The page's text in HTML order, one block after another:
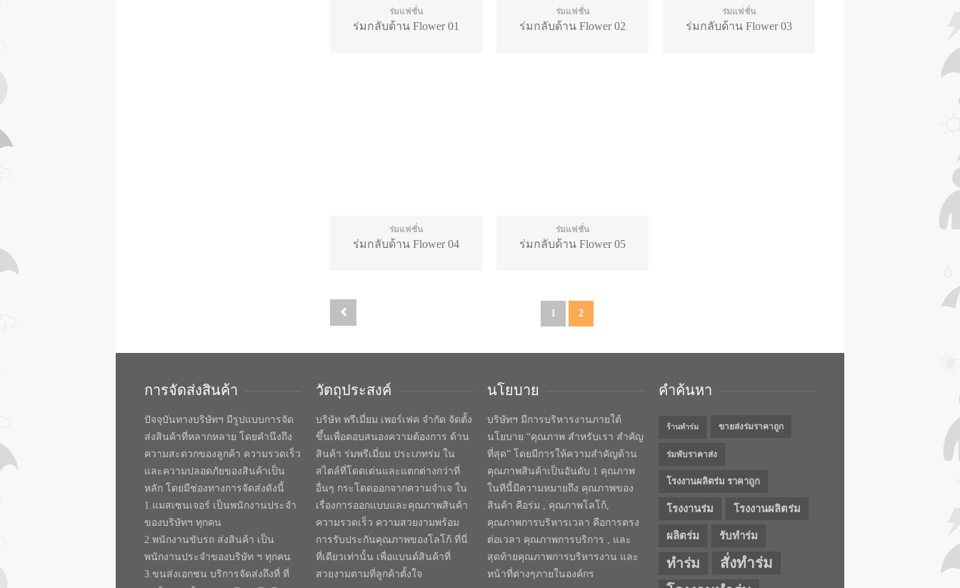
ร่มแฟชั่น
ร่มกลับด้าน Flower 01
ร่มแฟชั่น
ร่มกลับด้าน Flower 02
ร่มแฟชั่น
ร่มกลับด้าน Flower 03
ร่มแฟชั่น
ร่มกลับด้าน Flower 04
ร่มแฟชั่น
ร่มกลับด้าน Flower 05
1 2
การจัดส่งสินค้า
ปัจจุบันทางบริษัทฯ มีรูปแบบการจัด
ส่งสินค้าที่หลากหลาย โดยคำนึงถึง
ความสะดวกของลูกค้า ความรวดเร็ว
และความปลอดภัยของสินค้าเป็น
หลัก โดยมีช่องทางการจัดส่งดังนี้
1.แมสเซนเจอร์ เป็นพนักงานประจำ
ของบริษัทฯ ทุกคน
2.พนักงานขับรถ ส่งสินค้า เป็น
พนักงานประจำของบริษัท ฯ ทุกคน
3.ขนส่งเอกชน บริการจัดส่งถึงที่ ที่
วัตถุประสงค์
บริษัท พรีเมี่ยม เพอร์เฟค จำกัด จัดตั้ง
ขึ้นเพื่อตอบสนองความต้องการ ด้าน
สินค้า ร่มพรีเมี่ยม ประเภทร่ม ใน
สไตล์ที่โดดเด่นและแตกต่างกว่าที่
อื่นๆ กระโดดออกจากความจำเจ ใน
เรื่องการออกแบบและคุณภาพสินค้า
ความรวดเร็ว ความสวยงามพร้อม
การรับประกันคุณภาพของโลโก้ ที่นี่
ที่เดียวเท่านั้น เพื่อแบนด์สินค้าที่
สวยงามตามที่ลูกค้าตั้งใจ
นโยบาย
บริษัทฯ มีการบริหารงานภายใต้
นโยบาย “คุณภาพ สำหรับเรา สำคัญ
ที่สุด” โดยมีการให้ความสำคัญด้าน
คุณภาพสินค้าเป็นอันดับ 1 คุณภาพ
ในทีนี้มีความหมายถึง คุณภาพของ
สินค้า คือร่ม , คุณภาพโลโก้,
คุณภาพการบริหารเวลา คือการตรง
ต่อเวลา คุณภาพการบริการ , และ
สุดท้ายคุณภาพการบริหารงาน และ
หน้าที่ต่างๆภายในองค์กร
คำค้นหา
ร้านทำร่ม ขายส่งร่มราคาถูก
ร่มพับราคาส่ง
โรงงานผลิตร่ม ราคาถูก
โรงงานร่ม โรงงานผลิตร่ม
ผลิตร่ม รับทำร่ม
ทำร่ม
สั่งทำร่ม